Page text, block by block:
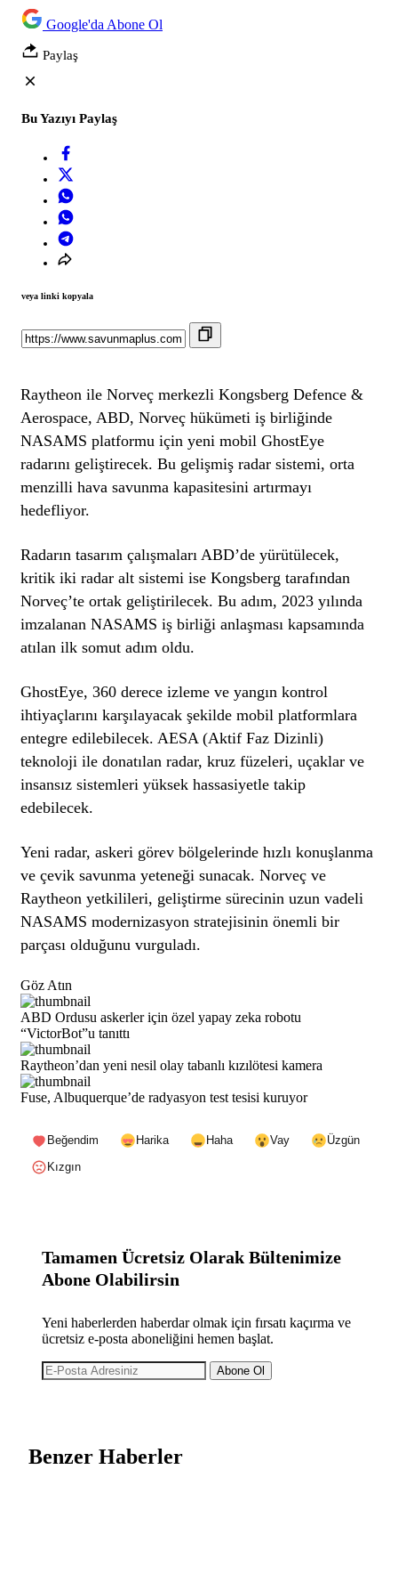
Google'da Abone Ol
Paylaş
Bu Yazıyı Paylaş
veya linki kopyala
Raytheon ile Norveç merkezli Kongsberg Defence &
Aerospace, ABD, Norveç hükümeti iş birliğinde
NASAMS platformu için yeni mobil GhostEye
radarını geliştirecek. Bu gelişmiş radar sistemi, orta
menzilli hava savunma kapasitesini artırmayı
hedefliyor.
Radarın tasarım çalışmaları ABD’de yürütülecek,
kritik iki radar alt sistemi ise Kongsberg tarafından
Norveç’te ortak geliştirilecek. Bu adım, 2023 yılında
imzalanan NASAMS iş birliği anlaşması kapsamında
atılan ilk somut adım oldu.
GhostEye, 360 derece izleme ve yangın kontrol
ihtiyaçlarını karşılayacak şekilde mobil platformlara
entegre edilebilecek. AESA (Aktif Faz Dizinli)
teknoloji ile donatılan radar, kruz füzeleri, uçaklar ve
insansız sistemleri yüksek hassasiyetle takip
edebilecek.
Yeni radar, askeri görev bölgelerinde hızlı konuşlanma
ve çevik savunma yeteneği sunacak. Norveç ve
Raytheon yetkilileri, geliştirme sürecinin uzun vadeli
NASAMS modernizasyon stratejisinin önemli bir
parçası olduğunu vurguladı.
Göz Atın
ABD Ordusu askerler için özel yapay zeka robotu
“VictorBot”u tanıttı
Raytheon’dan yeni nesil olay tabanlı kızılötesi kamera
Fuse, Albuquerque’de radyasyon test tesisi kuruyor
Beğendim Harika Haha Vay
Üzgün
Kızgın
Tamamen Ücretsiz Olarak Bültenimize
Abone Olabilirsin
Yeni haberlerden haberdar olmak için fırsatı kaçırma ve
ücretsiz e-posta aboneliğini hemen başlat.
Abone Ol
Benzer Haberler